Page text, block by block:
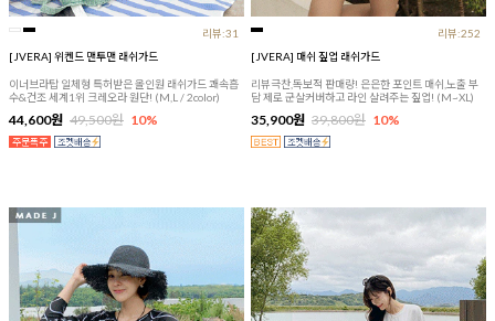
리뷰:31
[JVERA] 위켄드 맨투맨 래쉬가드
이너브라탑 일체형 특허받은 올인원 래쉬가드 쾌속흡
수&건조 세계1위 크레오라 원단! (M,L / 2color)
44,600원 49,500원 10%
리뷰:252
[JVERA] 매쉬 짚업 래쉬가드
리뷰극찬,독보적 판매량! 은은한 포인트 매쉬,노출 부
담 제로 군살커버하고 라인 살려주는 짚업! (M~XL)
35,900원 39,800원 10%